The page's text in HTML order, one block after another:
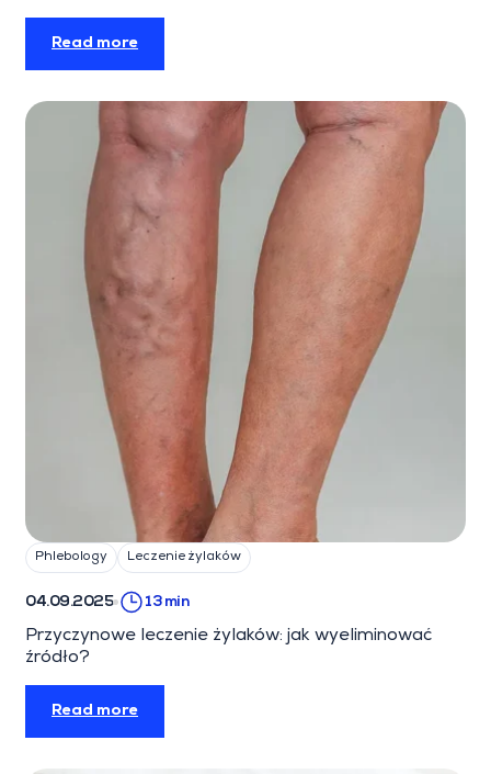
Read more
Phlebology Leczenie żylaków
04.09.2025 13 min
Przyczynowe leczenie żylaków: jak wyeliminować
źródło?
Read more